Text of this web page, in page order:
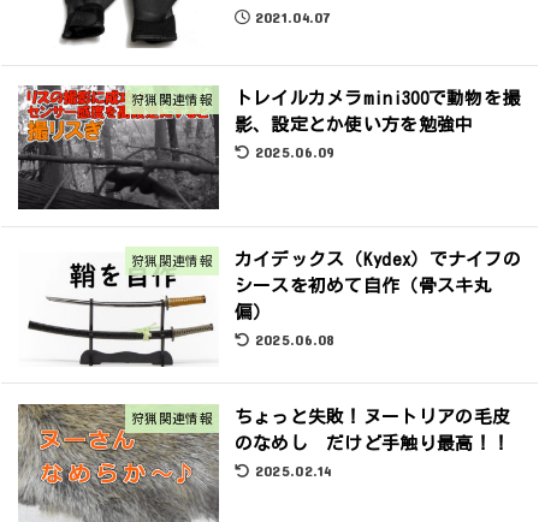
2021.04.07
狩猟関連情報
トレイルカメラmini300で動物を撮
影、設定とか使い方を勉強中
2025.06.09
狩猟関連情報
カイデックス（Kydex）でナイフの
シースを初めて自作（骨スキ丸
偏）
2025.06.08
狩猟関連情報
ちょっと失敗！ヌートリアの毛皮
のなめし だけど手触り最高！！
2025.02.14